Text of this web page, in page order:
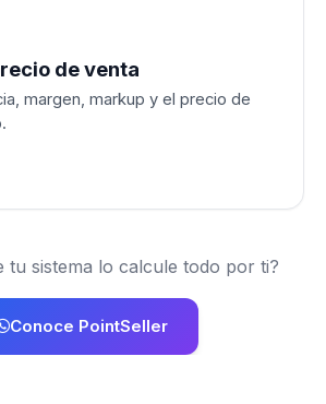
de venta
margen, markup y el precio de
tu sistema lo calcule todo por ti?
Conoce PointSeller